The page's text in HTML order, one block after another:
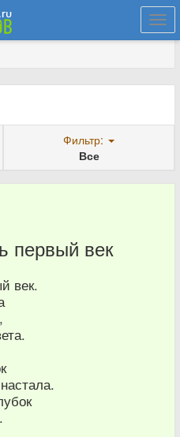
Фильтр:
Все
первый век
век.